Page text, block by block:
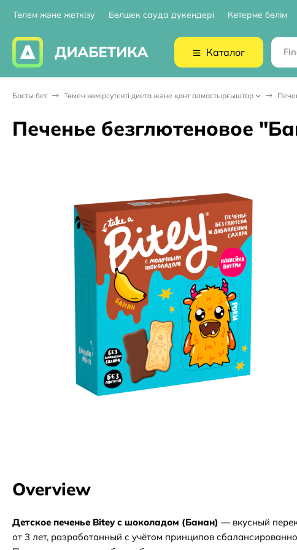
Төлем және жеткізу Бөлшек сауда дүкендері Көтерме бөлім
Каталог
Басты бет Төмен көмірсутекті диета және қант алмастырғыштар
Печенье безглютеновое
Overview
Детское печенье Bitey с шоколадом (Банан) — вкусный
от 3 лет, разработанный с учётом принципов